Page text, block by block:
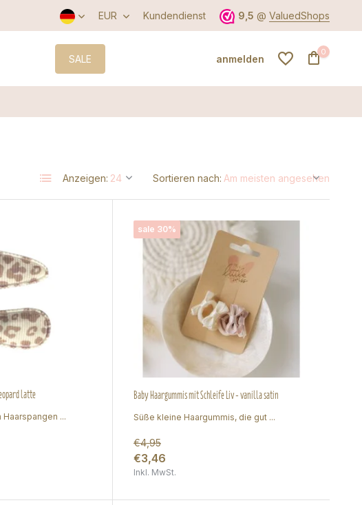
EUR Kundendienst 9,5 @ ValuedShops
SALE anmelden
Benutzerkonto
0
Anzeigen: Sortieren nach:
latte
...
sale 30%
Baby Haargummis mit Schleife Liv - vanilla satin
Süße kleine Haargummis, die gut ...
€4,95
€3,46
Inkl. MwSt.